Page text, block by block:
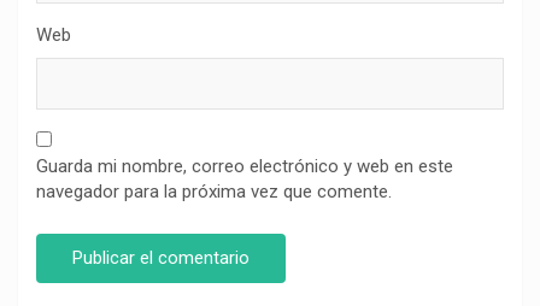
Web
Guarda mi nombre, correo electrónico y web en este
navegador para la próxima vez que comente.